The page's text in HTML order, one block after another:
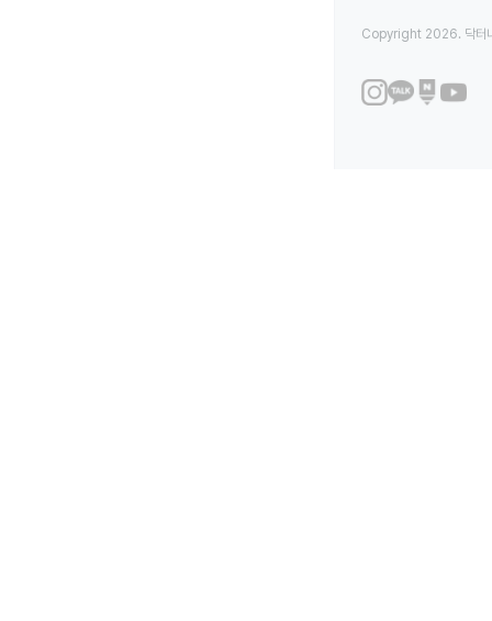
Copyright 2026. 닥터